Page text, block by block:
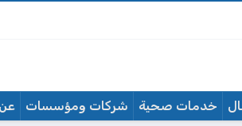
خدمات صحية شركات ومؤسسات